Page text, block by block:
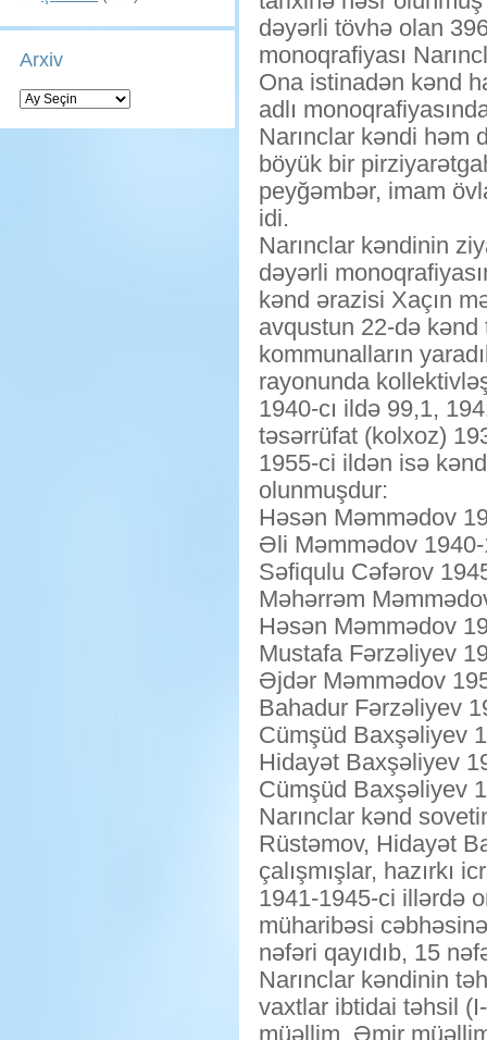
Arxiv
Arxiv
dəyərli tövhə olan
monoqrafiyası
Ona istinadən kənd
adlı
Narınclar kəndi həm
böyük bir
peyğəmbər, imam
idi.
Narınclar kəndinin
dəyərli
kənd ərazisi Xaçın
avqustun 22-də kənd
kommunalların
rayonunda
1940-cı ildə 99,1,
təsərrüfat (kolxoz)
1955-ci ildən isə
olunmuşdur:
Həsən Məmmədov
Əli Məmmədov
Səfiqulu Cəfərov
Məhərrəm
Həsən Məmmədov
Mustafa Fərzəliyev
Əjdər Məmmədov
Bahadur Fərzəliyev
Cümşüd Baxşəliyev
Hidayət Baxşəliyev
Cümşüd Baxşəliyev
Narınclar kənd
Rüstəmov, Hidayət
çalışmışlar, hazırkı
1941-1945-ci illərdə
müharibəsi
nəfəri qayıdıb, 15
Narınclar kəndinin
vaxtlar ibtidai təhsil
müəllim, Əmir